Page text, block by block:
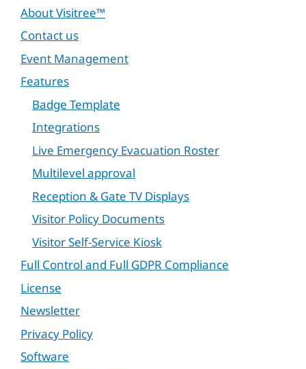
About Visitree™
Contact us
Event Management
Features
Badge Template
Integrations
Live Emergency Evacuation Roster
Multilevel approval
Reception & Gate TV Displays
Visitor Policy Documents
Visitor Self-Service Kiosk
Full Control and Full GDPR Compliance
License
Newsletter
Privacy Policy
Software